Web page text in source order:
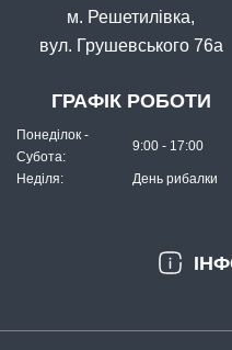
м. Решетилівка,
вул. Грушевського 76а
ГРАФІК РОБОТИ
Понеділок -
Субота:
9:00 - 17:00
Неділя: День рибалки